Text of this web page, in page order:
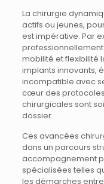
La chirurgie
actifs ou jeunes,
est impérative. Par
mobilité et flexibilité
implants innovants,
incompatible avec
cœur des protocoles
chirurgicales sont
dossier.
Ces avancées
dans un parcours
accompagnement
spécialisées telles
les démarches